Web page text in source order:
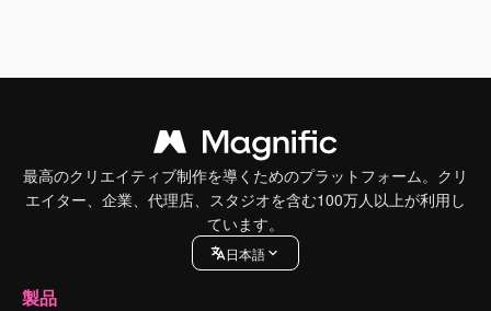
最高のクリエイティブ制作を導くためのプラットフォーム。クリ
エイター、企業、代理店、スタジオを含む100万人以上が利用し
ています。
日本語
製品